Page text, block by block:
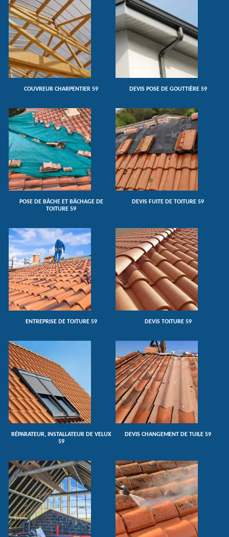
COUVREUR CHARPENTIER 59 DEVIS POSE DE GOUTTIÈRE 59
POSE DE BÂCHE ET BÂCHAGE DE
TOITURE 59
DEVIS FUITE DE TOITURE 59
ENTREPRISE DE TOITURE 59 DEVIS TOITURE 59
RÉPARATEUR, INSTALLATEUR DE VELUX
59
DEVIS CHANGEMENT DE TUILE 59